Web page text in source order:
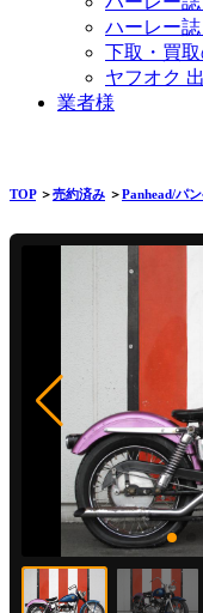
ハーレー
下取・買
ヤフオク
業者様
TOP＞売約済み ＞Panhead/パ